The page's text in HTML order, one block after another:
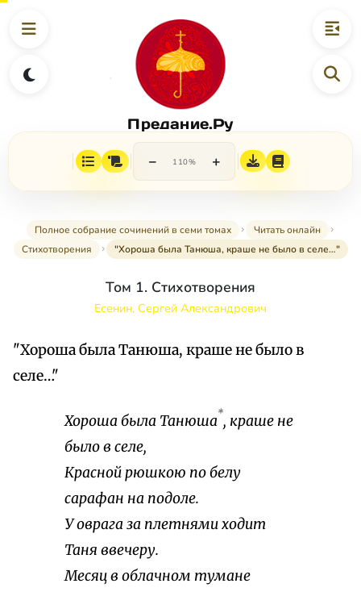
Предание.Ру
− 110% +
Полное собрание сочинений в семи томах
Читать онлайн
Стихотворения
"Хороша была Танюша, краше не было в селе…"
Том 1. Стихотворения
Есенин, Сергей Александрович
"Хороша была Танюша, краше не было в
селе…"
Хороша была Танюша*, краше не
было в селе,
Красной рюшкою по белу
сарафан на подоле.
У оврага за плетнями ходит
Таня ввечеру.
Месяц в облачном тумане